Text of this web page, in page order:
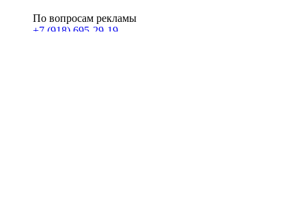
По вопросам рекламы
+7 (918) 695-29-19